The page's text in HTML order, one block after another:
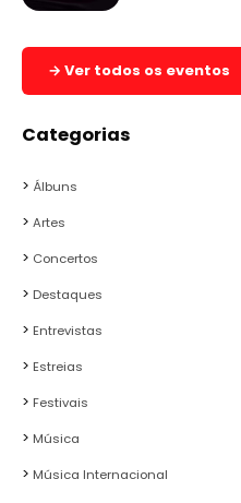
→ Ver todos os eventos
Categorias
Álbuns
Artes
Concertos
Destaques
Entrevistas
Estreias
Festivais
Música
Música Internacional